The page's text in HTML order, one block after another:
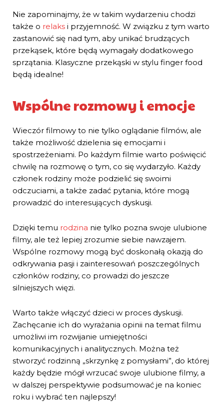
Nie zapominajmy, że w takim wydarzeniu chodzi
także o relaks i przyjemność. W związku z tym warto
zastanowić się nad tym, aby unikać brudzących
przekąsek, które będą wymagały dodatkowego
sprzątania. Klasyczne przekąski w stylu finger food
będą idealne!
Wspólne rozmowy i emocje
Wieczór filmowy to nie tylko oglądanie filmów, ale
także możliwość dzielenia się emocjami i
spostrzeżeniami. Po każdym filmie warto poświęcić
chwilę na rozmowę o tym, co się wydarzyło. Każdy
członek rodziny może podzielić się swoimi
odczuciami, a także zadać pytania, które mogą
prowadzić do interesujących dyskusji.
Dzięki temu rodzina nie tylko pozna swoje ulubione
filmy, ale też lepiej zrozumie siebie nawzajem.
Wspólne rozmowy mogą być doskonałą okazją do
odkrywania pasji i zainteresowań poszczególnych
członków rodziny, co prowadzi do jeszcze
silniejszych więzi.
Warto także włączyć dzieci w proces dyskusji.
Zachęcanie ich do wyrażania opinii na temat filmu
umożliwi im rozwijanie umiejętności
komunikacyjnych i analitycznych. Można też
stworzyć rodzinną „skrzynkę z pomysłami”, do której
każdy będzie mógł wrzucać swoje ulubione filmy, a
w dalszej perspektywie podsumować je na koniec
roku i wybrać ten najlepszy!